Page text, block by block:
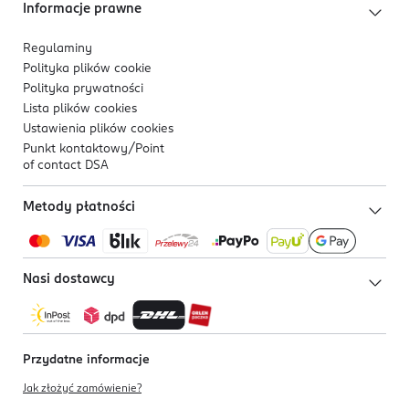
drogą płciową. Przechowywać w miejscu niedostępnym
dla dzieci.
PRZECIWSKAZANIA
Prezerwatywa jest wykonana z naturalnego
reakcjealergiczne, w tym wstrząs anafilaktyczny.
ZAPRZESTAŃ UŻYWANIA: jeśli poczujesz dyskomfort lub
zwiększać ryzyko uszkodzenia prezerwatywy i
Informacje prawne
Regulaminy
Polityka plików cookie
Polityka prywatności
Lista plików cookies
Ustawienia plików cookies
Punkt kontaktowy/ Point
of contact DSA
Metody płatności
Nasi dostawcy
Przydatne informacje
Jak złożyć zamówienie?